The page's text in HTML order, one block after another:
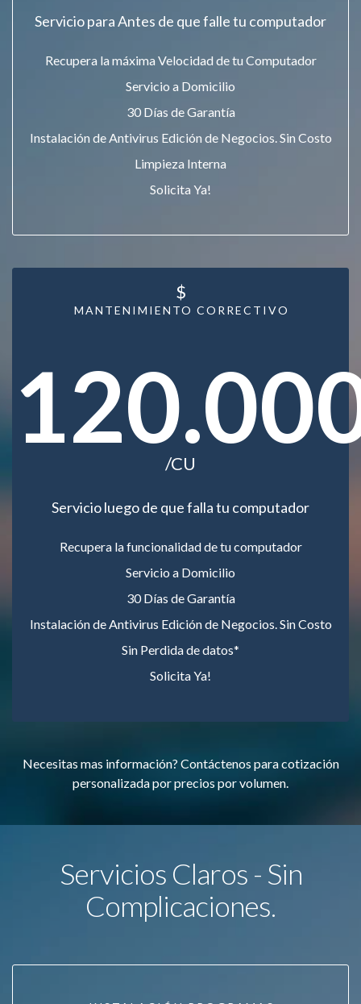
Servicio para Antes de que falle tu computador
Recupera la máxima Velocidad de tu Computador
Servicio a Domicilio
30 Días de Garantía
Instalación de Antivirus Edición de Negocios. Sin Costo
Limpieza Interna
Solicita Ya!
MANTENIMIENTO CORRECTIVO
$
/CU
Servicio luego de que falla tu computador
Recupera la funcionalidad de tu computador
Servicio a Domicilio
30 Días de Garantía
Instalación de Antivirus Edición de Negocios. Sin Costo
Sin Perdida de datos*
Solicita Ya!
Necesitas mas información? Contáctenos para cotización
personalizada por precios por volumen.
Servicios Claros - Sin
Complicaciones.